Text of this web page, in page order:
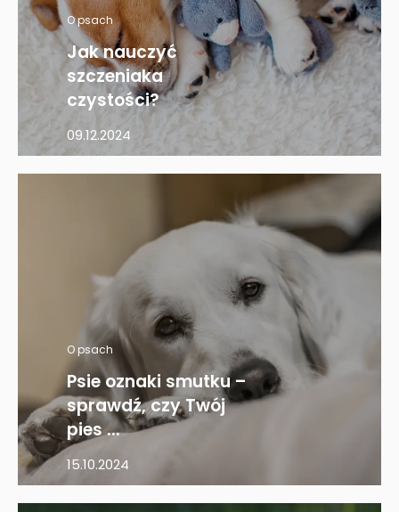
O psach
Jak nauczyć
szczeniaka
czystości?
09.12.2024
O psach
Psie oznaki smutku –
sprawdź, czy Twój
pies ...
15.10.2024